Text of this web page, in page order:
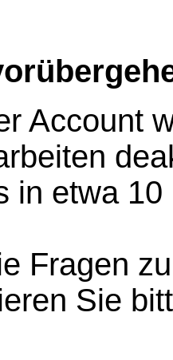
Account
in etwa
Fragen
Sie